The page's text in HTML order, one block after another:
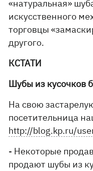
«натуральная»
искусственного
торговцы
другого.
КСТАТИ
Шубы из кусочков
На свою
посетительница
http://blog.kp.ru/
- Некоторые
продают шубы из